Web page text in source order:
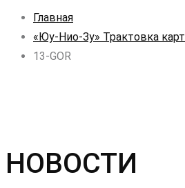
Главная
«Юу-Нио-Зу» Трактовка карт
13-GOR
НОВОСТИ